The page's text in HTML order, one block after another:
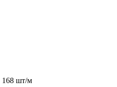
168 шт/м